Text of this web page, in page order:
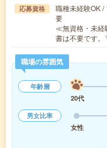
応募資格
職種未経験OK /
要
≪無資格・未
書は不要です
職場の雰囲気
年齢層
20代
男女比率
女性